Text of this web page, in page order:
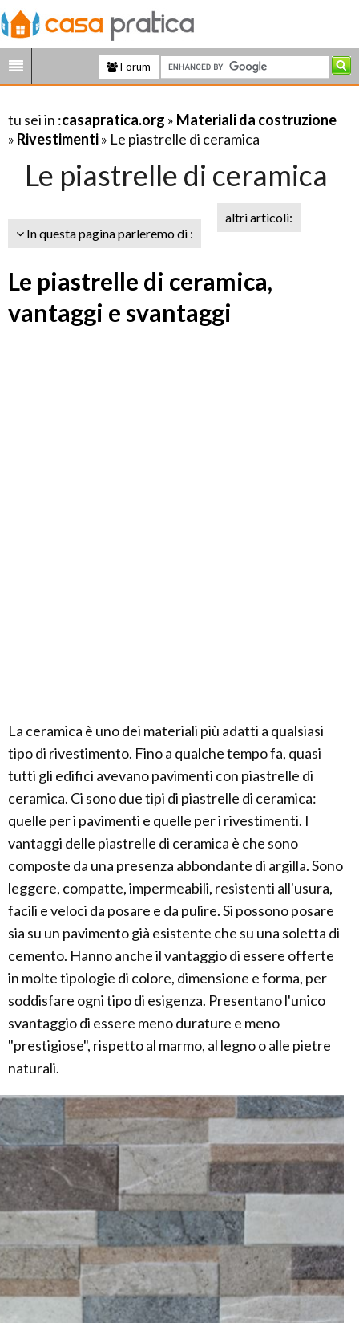
Forum
tu sei in :casapratica.org » Materiali da costruzione
» Rivestimenti» Le piastrelle di ceramica
Le piastrelle di ceramica
In questa pagina parleremo di :
altri articoli:
Le piastrelle di ceramica,
vantaggi e svantaggi
La ceramica è uno dei materiali più adatti a qualsiasi
tipo di rivestimento. Fino a qualche tempo fa, quasi
tutti gli edifici avevano pavimenti con piastrelle di
ceramica. Ci sono due tipi di piastrelle di ceramica:
quelle per i pavimenti e quelle per i rivestimenti. I
vantaggi delle piastrelle di ceramica è che sono
composte da una presenza abbondante di argilla. Sono
leggere, compatte, impermeabili, resistenti all'usura,
facili e veloci da posare e da pulire. Si possono posare
sia su un pavimento già esistente che su una soletta di
cemento. Hanno anche il vantaggio di essere offerte
in molte tipologie di colore, dimensione e forma, per
soddisfare ogni tipo di esigenza. Presentano l'unico
svantaggio di essere meno durature e meno
"prestigiose", rispetto al marmo, al legno o alle pietre
naturali.